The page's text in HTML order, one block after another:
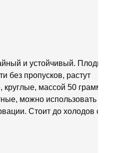
и устойчивый. Плоды
без пропусков, растут
массой 50 грамм,
можно использовать и
Стоит до холодов с